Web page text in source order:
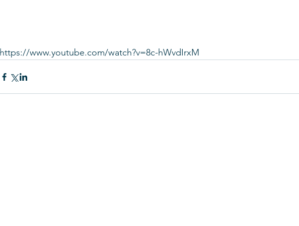
https://www.youtube.com/watch?v=8c-hWvdIrxM